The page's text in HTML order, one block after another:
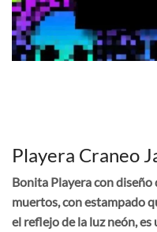
Playera Craneo
Bonita Playera con diseño
muertos, con estampado
el reflejo de la luz neón,